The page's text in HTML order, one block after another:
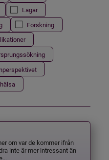
Lagar
Forskning
om var de kommer ifrån
inte är mer intressant än